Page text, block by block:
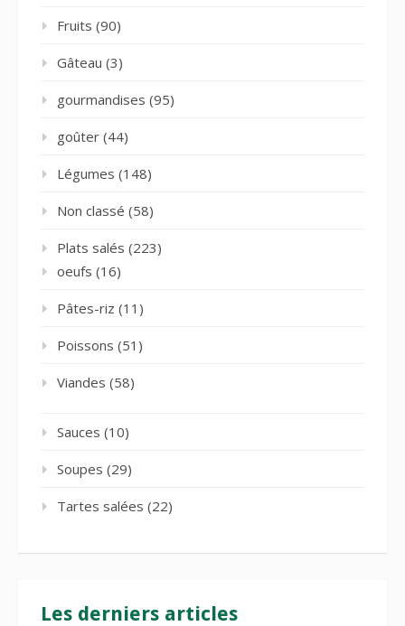
Fruits (90)
Gâteau (3)
gourmandises (95)
goûter (44)
Légumes (148)
Non classé (58)
Plats salés (223)
oeufs (16)
Pâtes-riz (11)
Poissons (51)
Viandes (58)
Sauces (10)
Soupes (29)
Tartes salées (22)
Les derniers articles